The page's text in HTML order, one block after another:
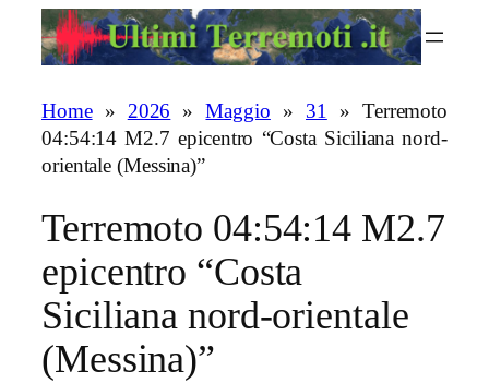
Home» 2026 »Maggio » 31 » Terremoto
04:54:14 M2.7 epicentro “Costa Siciliana nord-
orientale (Messina)”
Terremoto 04:54:14 M2.7
epicentro “Costa
Siciliana nord-orientale
(Messina)”